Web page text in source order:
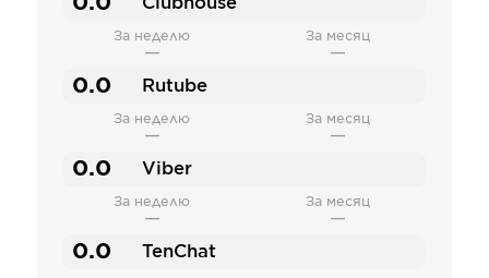
За неделю
—
За месяц
—
0.0 Rutube
За неделю
—
За месяц
—
0.0 Viber
За неделю
—
За месяц
—
0.0 TenChat